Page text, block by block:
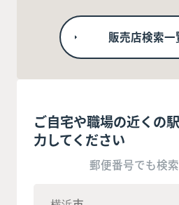
販売店検索一
ご自宅や職場の近くの
力してください
郵便番号でも検